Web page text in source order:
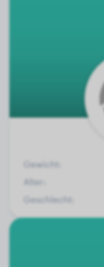
Gewicht:
Alter:
Geschlecht: